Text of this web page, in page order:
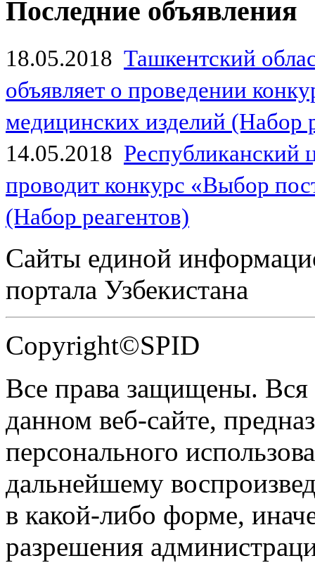
Последние объявления
18.05.2018 Ташкентский
объявляет о проведении
медицинских изделий (Набор
14.05.2018
проводит конкурс «Выбор
(Набор реагентов)
Сайты единой
портала Узбекистана
Copyright©SPID
Все права защищены.
данном веб-сайте,
персонального
дальнейшему
в какой-либо форме,
разрешения